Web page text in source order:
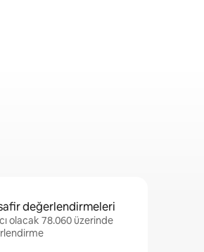
değerlendirmeleri
olacak 78.060 üzerinde